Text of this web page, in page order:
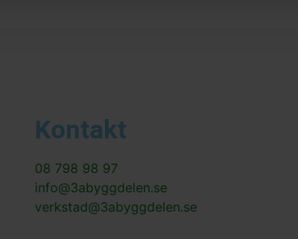
Kontakt
08 798 98 97
info@3abyggdelen.se
verkstad@3abyggdelen.se